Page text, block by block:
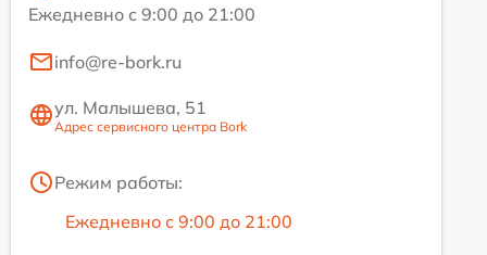
Ежедневно с 9:00 до 21:00
info@re-bork.ru
ул. Малышева, 51
Адрес сервисного центра Bork
Режим работы:
Ежедневно с 9:00 до 21:00